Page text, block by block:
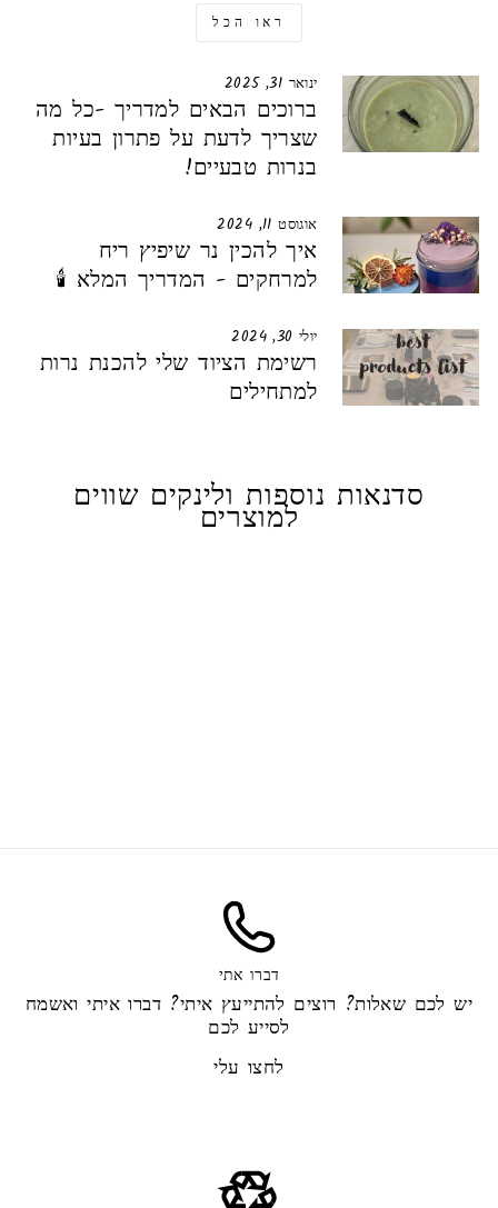
ראו הכל
ינואר 31, 2025
ברוכים הבאים למדריך -כל מה
שצריך לדעת על פתרון בעיות
בנרות טבעיים!
אוגוסט 11, 2024
איך להכין נר שיפיץ ריח
למרחקים - המדריך המלא 🕯️
יולי 30, 2024
רשימת הציוד שלי להכנת נרות
למתחילים
סדנאות נוספות ולינקים שווים
למוצרים
דברו אתי
יש לכם שאלות? רוצים להתייעץ איתי? דברו איתי ואשמח
לסייע לכם
לחצו עלי